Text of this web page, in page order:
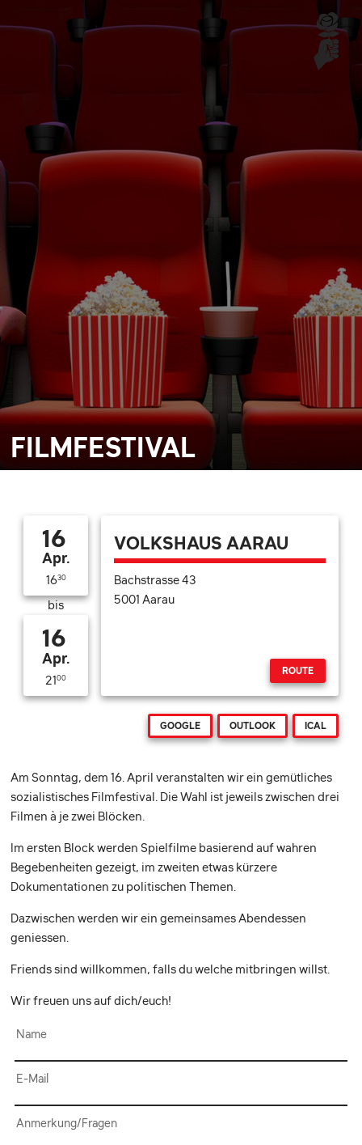
FILMFESTIVAL
Am Sonntag, dem 16. April veranstalten wir ein gemütliches
sozialistisches Filmfestival. Die Wahl ist jeweils zwischen drei
Filmen à je zwei Blöcken.
Im ersten Block werden Spielfilme basierend auf wahren
Begebenheiten gezeigt, im zweiten etwas kürzere
Dokumentationen zu politischen Themen.
Dazwischen werden wir ein gemeinsames Abendessen
geniessen.
Friends sind willkommen, falls du welche mitbringen willst.
Wir freuen uns auf dich/euch!
Name
E-Mail
Anmerkung/Fragen
16
Apr.
1630
bis
16
Apr.
2100
VOLKSHAUS AARAU
Bachstrasse 43
5001 Aarau
ROUTE
GOOGLE OUTLOOK ICAL